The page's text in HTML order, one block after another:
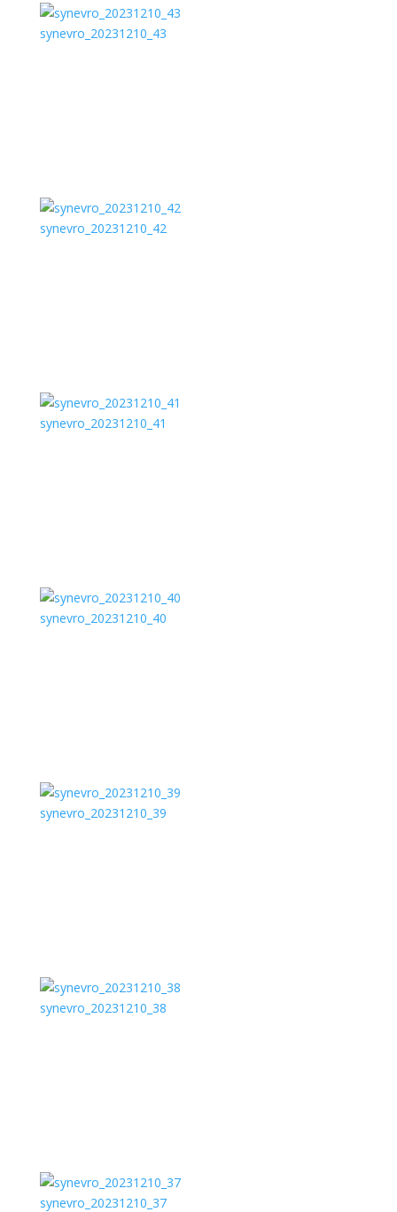
synevro_20231210_43
synevro_20231210_42
synevro_20231210_41
synevro_20231210_40
synevro_20231210_39
synevro_20231210_38
synevro_20231210_37